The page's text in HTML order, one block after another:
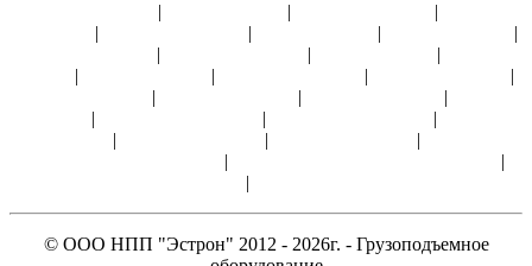
| | |
| | |
|
| | |
| | |
|
| | |
| | |
| | |
|
|
|
© ООО НПП "Эстрон" 2012 - 2026г. - Грузоподъемное